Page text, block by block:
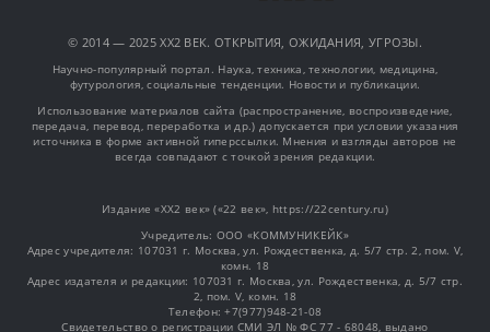
© 2014 — 2025 XX2 ВЕК. ОТКРЫТИЯ, ОЖИДАНИЯ, УГРОЗЫ.
Научно-популярный портал. Наука, техника, технологии, медицина,
футурология, социальные тенденции. Новости и публикации.
Использование материалов сайта (распространение, воспроизведение,
передача, перевод, переработка и др.) допускается при условии указания
источника в форме активной гиперссылки. Мнения и взгляды авторов не
всегда совпадают с точкой зрения редакции.
Издание «XX2 век» («22 век», https://22century.ru)
Учредитель: OOO «КОММУНИКЕЙК»
Адрес учредителя: 107031 г. Москва, ул. Рождественка, д. 5/7 стр. 2, пом. V,
комн. 18
Адрес издателя и редакции: 107031 г. Москва, ул. Рождественка, д. 5/7 стр.
2, пом. V, комн. 18
Телефон: +7(977)948-21-08
Свидетельство о регистрации СМИ ЭЛ № ФС 77 - 68048, выдано